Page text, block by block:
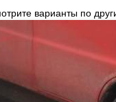
варианты по